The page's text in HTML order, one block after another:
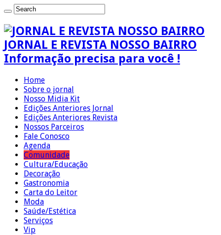
JORNAL E REVISTA NOSSO BAIRRO
Informação precisa para você !
Home
Sobre o jornal
Nosso Midia Kit
Edições Anteriores Jornal
Edições Anteriores Revista
Nossos Parceiros
Fale Conosco
Agenda
Comunidade
Cultura/Educação
Decoração
Gastronomia
Carta do Leitor
Moda
Saúde/Estética
Serviços
Vip